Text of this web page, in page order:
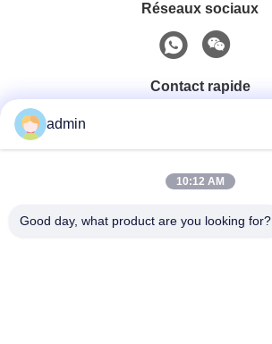
Réseaux sociaux
Contact rapide
0086-551-65396351
E-Mail
admin
10:12 AM
Good day, what product are you looking for?